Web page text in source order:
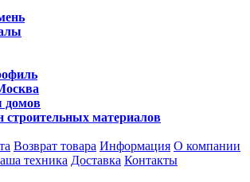
домов
строительных материалов
Возврат товара Информация О компании
техника Доставка Контакты